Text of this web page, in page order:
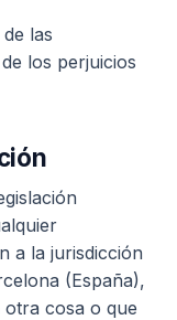
las
los perjuicios
a la jurisdicción
(España),
otra cosa o que